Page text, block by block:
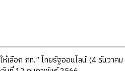
เลือก ภท..” ไทยรัฐออนไลน์ (4 ธันวาค